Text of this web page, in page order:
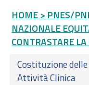
HOME > PNES/
NAZIONALE
CONTRASTARE
Costituzione
Attività Clinica